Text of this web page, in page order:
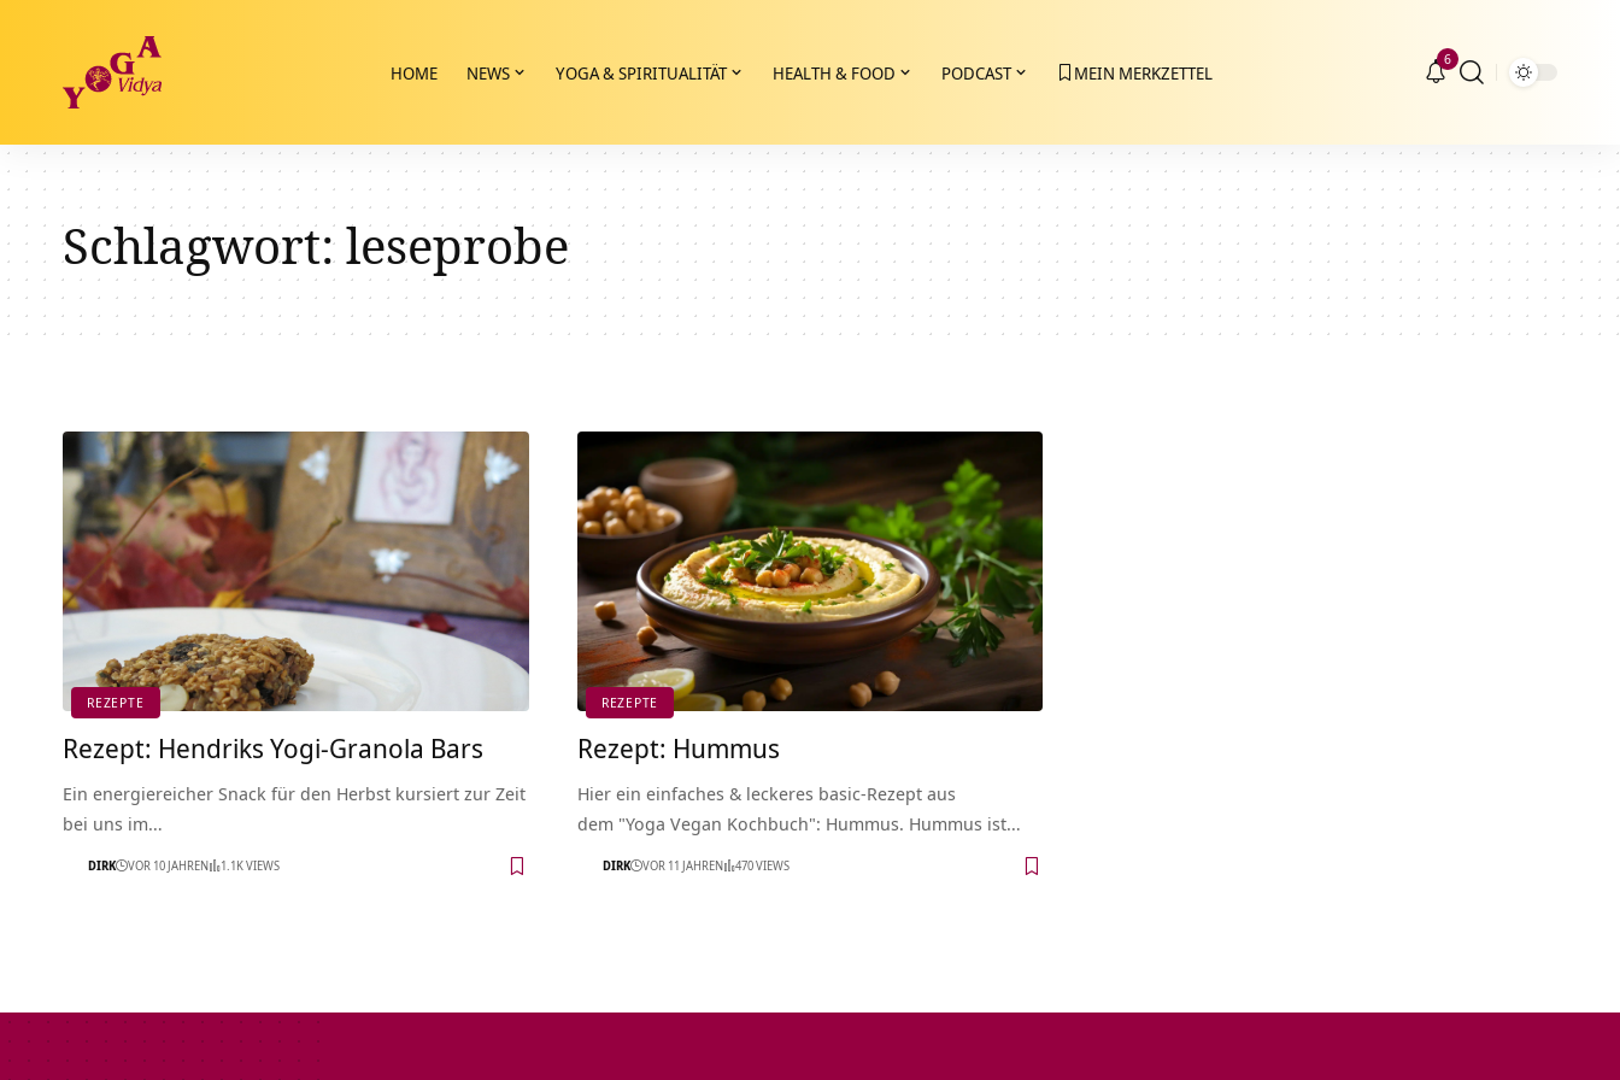
HOME NEWS YOGA & SPIRITUALITÄT HEALTH & FOOD PODCAST MEIN MERKZETTEL
6
Schlagwort:leseprobe
REZEPTE
Rezept: Hendriks Yogi-Granola Bars
Ein energiereicher Snack für den Herbst kursiert zur Zeit
bei uns im…
DIRK VOR 10 JAHREN 1.1K VIEWS
REZEPTE
Rezept: Hummus
Hier ein einfaches & leckeres basic-Rezept aus
dem "Yoga Vegan Kochbuch": Hummus. Hummus ist…
DIRK VOR 11 JAHREN 470 VIEWS